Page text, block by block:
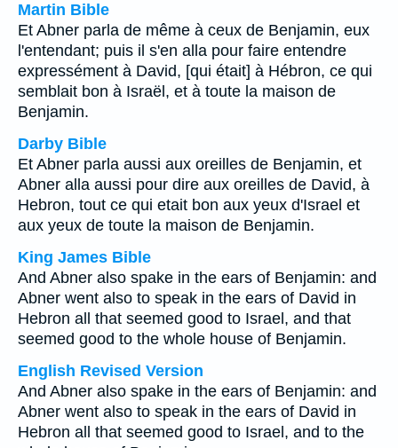
Martin Bible
Et Abner parla de même à ceux de Benjamin, eux
l'entendant; puis il s'en alla pour faire entendre
expressément à David, [qui était] à Hébron, ce qui
semblait bon à Israël, et à toute la maison de
Benjamin.
Darby Bible
Et Abner parla aussi aux oreilles de Benjamin, et
Abner alla aussi pour dire aux oreilles de David, à
Hebron, tout ce qui etait bon aux yeux d'Israel et
aux yeux de toute la maison de Benjamin.
King James Bible
And Abner also spake in the ears of Benjamin: and
Abner went also to speak in the ears of David in
Hebron all that seemed good to Israel, and that
seemed good to the whole house of Benjamin.
English Revised Version
And Abner also spake in the ears of Benjamin: and
Abner went also to speak in the ears of David in
Hebron all that seemed good to Israel, and to the